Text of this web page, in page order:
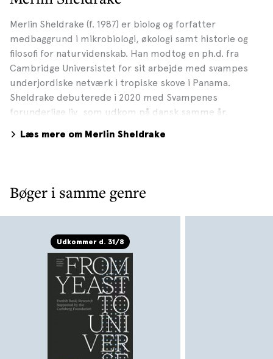
Merlin Sheldrake (f. 1987) er biolog og forfatter
medbaggrund i mikrobiologi, økologi samt historie og
filosofi for naturvidenskab. Han modtog en ph.d. fra
Cambridge Universistet for sit arbejde med svampes
underjordiske netværk i tropiske skove i Panama.
Sheldrake debuterede i 2020 med Svampenes
forunderlige liv, som udkom på dansk samme år.
Læs mere om Merlin Sheldrake
Bøger i samme genre
Udkommer d. 31/8